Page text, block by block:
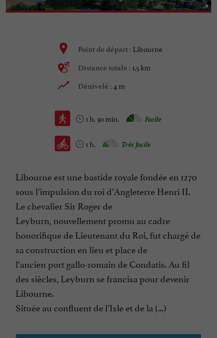
Point de départ : Libourne
Distance totale : 1,5 km
Dénivelé : 4 m
1 h. 30 min. Facile
1 h. Très facile
Libourne est une bastide royale fondée en 1270
sous l’impulsion du roi d’Angleterre Henri II.
Le chevalier Sir Roger de
Leyburn, nouvellement promu au cadre
honorifique de Lieutenant du Roi, fut chargé de
sa construction en lieu et place de
l’ancien port gallo-romain de Condatis. Au fil
des siècles, Leyburn se francisa pour devenir
Libourne.
Située au confluent de l’Isle et de la (...)